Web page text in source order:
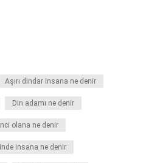
Aşırı dindar insana ne denir
Din adamı ne denir
olana ne denir
insana ne denir